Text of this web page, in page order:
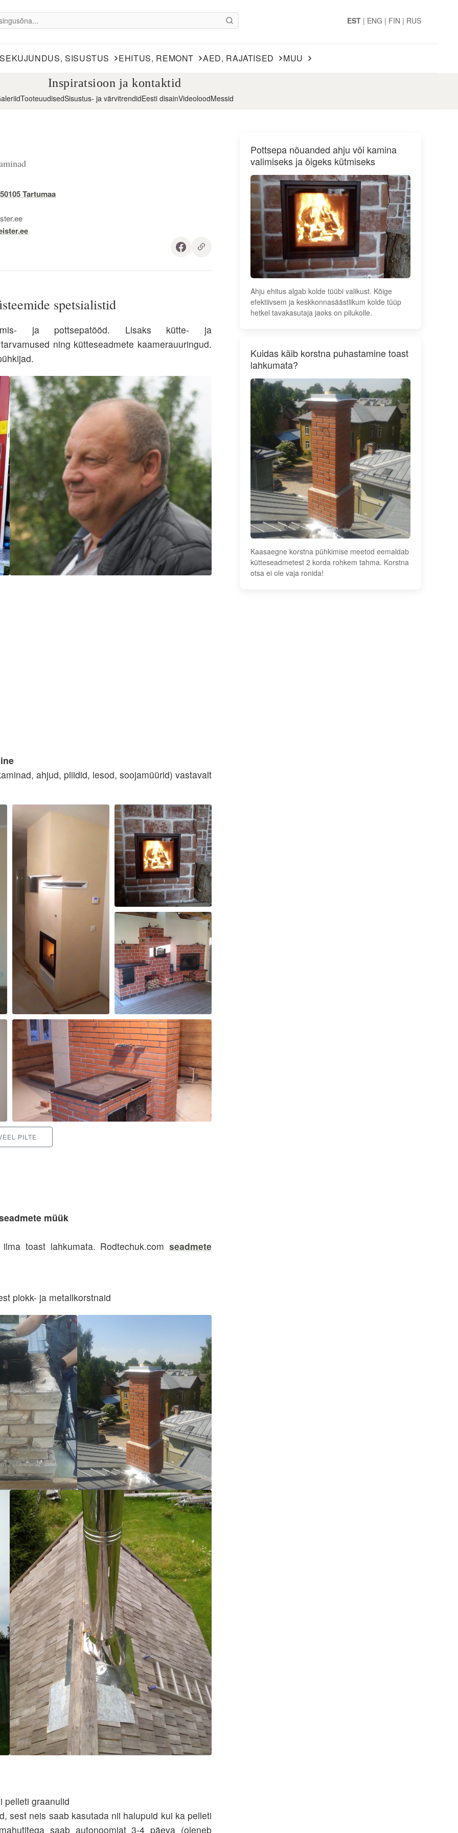
EST | ENG | FIN | RUS
SISUSTUS EHITUS, REMONT AED, RAJATISED MUU
Inspiratsioon ja kontaktid
TooteuudisedSisustus- ja värvitrendidEesti disainVideoloodMessid
Tartumaa
spetsialistid
ja pottsepatööd. Lisaks kütte- ja
ning kütteseadmete kaamerauuringud.
ahjud, pliidid, lesod, soojamüürid) vastavalt
PILTE
müük
toast lahkumata. Rodtechuk.com seadmete
plokk- ja metallkorstnaid
pelleti graanulid
sest neis saab kasutada nii halupuid kui ka pelleti
saab autonoomiat 3-4 päeva (oleneb
Pottsepa nõuanded ahju või kamina
valimiseks ja õigeks kütmiseks
Ahju ehitus algab kolde tüübi valikust. Kõige
efektiivsem ja keskkonnasäästlikum kolde tüüp
hetkel tavakasutaja jaoks on pilukolle.
Kuidas käib korstna puhastamine toast
lahkumata?
Kaasaegne korstna pühkimise meetod eemaldab
kütteseadmetest 2 korda rohkem tahma. Korstna
otsa ei ole vaja ronida!